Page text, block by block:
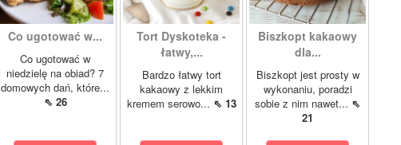
Co ugotować w...
Co ugotować w
niedzielę na obiad? 7
domowych dań, które...
⇖ 26
Tort Dyskoteka -
łatwy,...
Bardzo łatwy tort
kakaowy z lekkim
kremem serowo... ⇖ 13
Biszkopt kakaowy
dla...
Biszkopt jest prosty w
wykonaniu, poradzi
sobie z nim nawet... ⇖
21